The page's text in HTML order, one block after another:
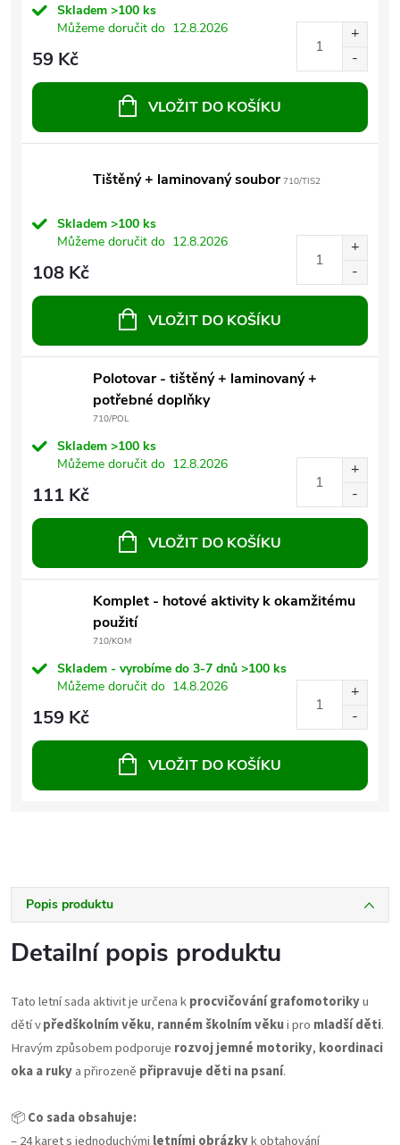
Skladem >100 ks
Můžeme doručit do 12.8.2026
59 Kč
VLOŽIT DO KOŠÍKU
Tištěný + laminovaný soubor710/TIS2
Skladem >100 ks
Můžeme doručit do 12.8.2026
108 Kč
VLOŽIT DO KOŠÍKU
Polotovar - tištěný + laminovaný +
potřebné doplňky
710/POL
Skladem >100 ks
Můžeme doručit do 12.8.2026
111 Kč
VLOŽIT DO KOŠÍKU
Komplet - hotové aktivity k okamžitému
použití
710/KOM
Skladem - vyrobíme do 3-7 dnů >100 ks
Můžeme doručit do 14.8.2026
159 Kč
VLOŽIT DO KOŠÍKU
Popis produktu
Detailní popis produktu
Tato letní sada aktivit je určena kprocvičování grafomotorikyu
dětí vpředškolním věku, ranném školním věkui pro mladší děti.
Hravým způsobem podporuje rozvoj jemné motoriky, koordinaci
oka a rukya přirozeně připravuje děti na psaní.
📦Co sada obsahuje:
– 24 karet s jednoduchými letními obrázkyk obtahování